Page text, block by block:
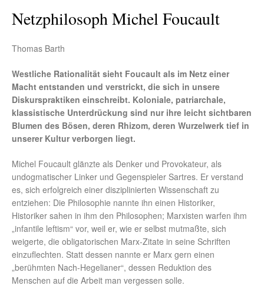
Netzphilosoph Michel Foucault
Thomas Barth
Westliche Rationalität sieht Foucault als im Netz einer
Macht entstanden und verstrickt, die sich in unsere
Diskurspraktiken einschreibt. Koloniale, patriarchale,
klassistische Unterdrückung sind nur ihre leicht sichtbaren
Blumen des Bösen, deren Rhizom, deren Wurzelwerk tief in
unserer Kultur verborgen liegt.
Michel Foucault glänzte als Denker und Provokateur, als
undogmatischer Linker und Gegenspieler Sartres. Er verstand
es, sich erfolgreich einer disziplinierten Wissenschaft zu
entziehen: Die Philosophie nannte ihn einen Historiker,
Historiker sahen in ihm den Philosophen; Marxisten warfen ihm
„infantile leftism“ vor, weil er, wie er selbst mutmaßte, sich
weigerte, die obligatorischen Marx-Zitate in seine Schriften
einzuflechten. Statt dessen nannte er Marx gern einen
„berühmten Nach-Hegelianer“, dessen Reduktion des
Menschen auf die Arbeit man vergessen solle.